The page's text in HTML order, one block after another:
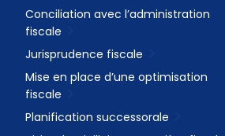
Conciliation avec l’administration
fiscale
Jurisprudence fiscale
Mise en place d’une optimisation
fiscale
Planification successorale